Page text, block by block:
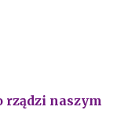
rządzi naszym